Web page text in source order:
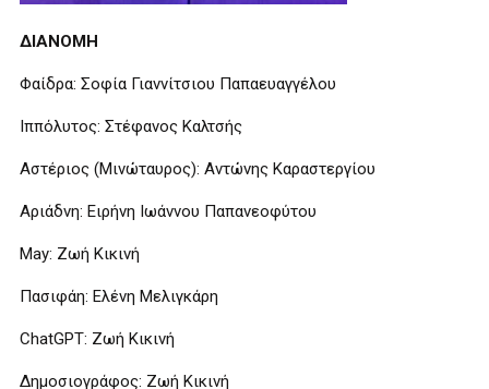
ΔΙΑΝΟΜΗ
Φαίδρα: Σοφία Γιαννίτσιου Παπαευαγγέλου
Ιππόλυτος: Στέφανος Καλτσής
Αστέριος (Μινώταυρος): Αντώνης Καραστεργίου
Αριάδνη: Ειρήνη Ιωάννου Παπανεοφύτου
May: Ζωή Κικινή
Πασιφάη: Ελένη Μελιγκάρη
ChatGPT: Ζωή Κικινή
Δημοσιογράφος: Ζωή Κικινή